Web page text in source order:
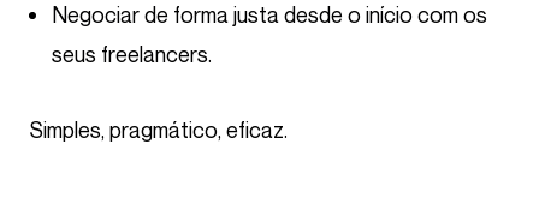
Negociar de forma justa desde o início com os
seus freelancers.
Simples, pragmático, eficaz.